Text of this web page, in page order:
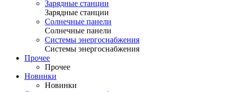
Зарядные станции
Зарядные станции
Солнечные панели
Солнечные панели
Системы энергоснабжения
Системы энергоснабжения
Прочее
Прочее
Новинки
Новинки